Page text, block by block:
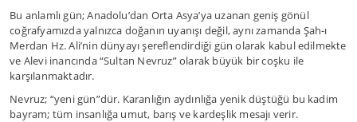
Bu anlamlı gün; Anadolu’dan Orta Asya’ya uzanan geniş gönül
coğrafyamızda yalnızca doğanın uyanışı değil, aynı zamanda Şah-ı
Merdan Hz. Ali’nin dünyayı şereflendirdiği gün olarak kabul edilmekte
ve Alevi inancında “Sultan Nevruz” olarak büyük bir coşku ile
karşılanmaktadır.
Nevruz; “yeni gün”dür. Karanlığın aydınlığa yenik düştüğü bu kadim
bayram; tüm insanlığa umut, barış ve kardeşlik mesajı verir.